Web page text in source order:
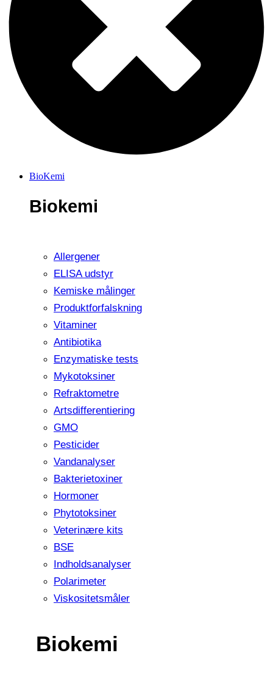
BioKemi
Biokemi
Allergener
ELISA udstyr
Kemiske målinger
Produktforfalskning
Vitaminer
Antibiotika
Enzymatiske tests
Mykotoksiner
Refraktometre
Artsdifferentiering
GMO
Pesticider
Vandanalyser
Bakterietoxiner
Hormoner
Phytotoksiner
Veterinære kits
BSE
Indholdsanalyser
Polarimeter
Viskositetsmåler
Biokemi